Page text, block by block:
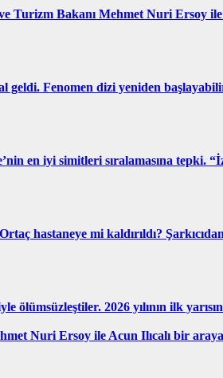
Turizm Bakanı Mehmet Nuri Ersoy
geldi. Fenomen dizi yeniden
en iyi simitleri sıralamasına tepki.
hastaneye mi kaldırıldı?
ölümsüzleştiler. 2026 yılının ilk
Nuri Ersoy ile Acun Ilıcalı bir